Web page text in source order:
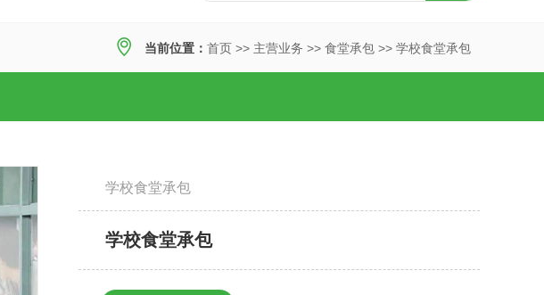
 当前位置： 首页 >> 主营业务 >> 食堂承包 >> 学校食堂承包
学校食堂承包
学校食堂承包